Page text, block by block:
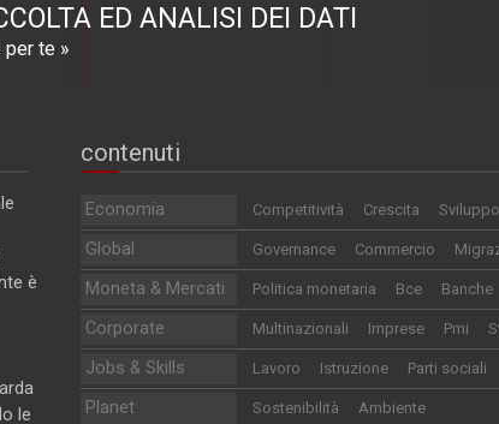
ED ANALISI DEI DATI
te »
è
le
contenuti
Economia Competitività Crescita Sviluppo
Global Governance Commercio
Moneta & Mercati Politica monetaria Bce Banche
Corporate Multinazionali Imprese Pmi
Jobs & Skills Lavoro Istruzione Parti sociali
Planet Sostenibilità Ambiente